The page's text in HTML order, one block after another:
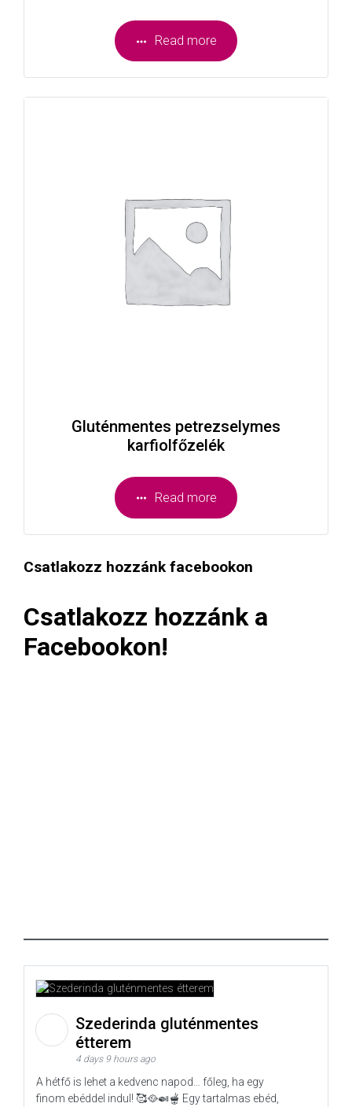
Read more
Gluténmentes petrezselymes
karfiolfőzelék
Read more
Csatlakozz hozzánk facebookon
Csatlakozz hozzánk a
Facebookon!
Szederinda gluténmentes
étterem
4 days 9 hours ago
A hétfő is lehet a kedvenc napod… főleg, ha egy
finom ebéddel indul! 🥰🥘🍛🫕 Egy tartalmas ebéd,